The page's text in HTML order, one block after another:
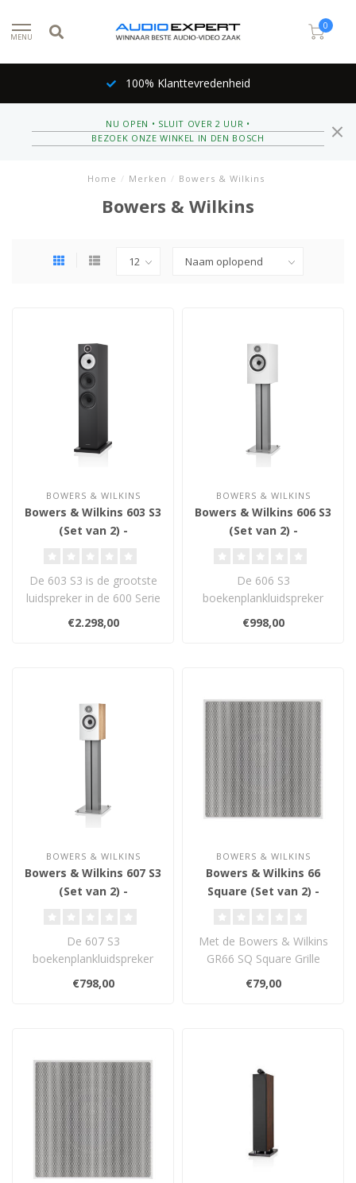
MENU
0
100% Klanttevredenheid
NU OPEN • SLUIT OVER 2 UUR •
BEZOEK ONZE WINKEL IN DEN BOSCH
Home / Merken / Bowers & Wilkins
Bowers & Wilkins
BOWERS & WILKINS
Bowers & Wilkins 603 S3
(Set van 2) -
De 603 S3 is de grootste
luidspreker in de 600 Serie
en is ideaal voor een
grote..
€2.298,00
BOWERS & WILKINS
Bowers & Wilkins 606 S3
(Set van 2) -
De 606 S3
boekenplankluidspreker
biedt de ideale combinatie
van formaat en prest..
€998,00
BOWERS & WILKINS
Bowers & Wilkins 607 S3
(Set van 2) -
De 607 S3
boekenplankluidspreker
biedt veel meer dan zijn
compacte vorm doet ver..
€798,00
BOWERS & WILKINS
Bowers & Wilkins 66
Square (Set van 2) -
Met de Bowers & Wilkins
GR66 SQ Square Grille
Assembly maak je ronde
inbouwluids..
€79,00